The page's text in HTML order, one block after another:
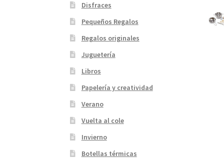
Disfraces
Pequeños Regalos
Regalos originales
Juguetería
Libros
Papelería y creatividad
Verano
Vuelta al cole
Invierno
Botellas térmicas